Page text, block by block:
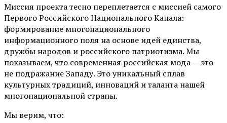
Миссия проекта тесно переплетается с миссией самого
Первого Российского Национального Канала:
формирование многонационального
информационного поля на основе идей единства,
дружбы народов и российского патриотизма. Мы
показываем, что современная российская мода — это
не подражание Западу. Это уникальный сплав
культурных традиций, инноваций и таланта нашей
многонациональной страны.
Мы верим, что: